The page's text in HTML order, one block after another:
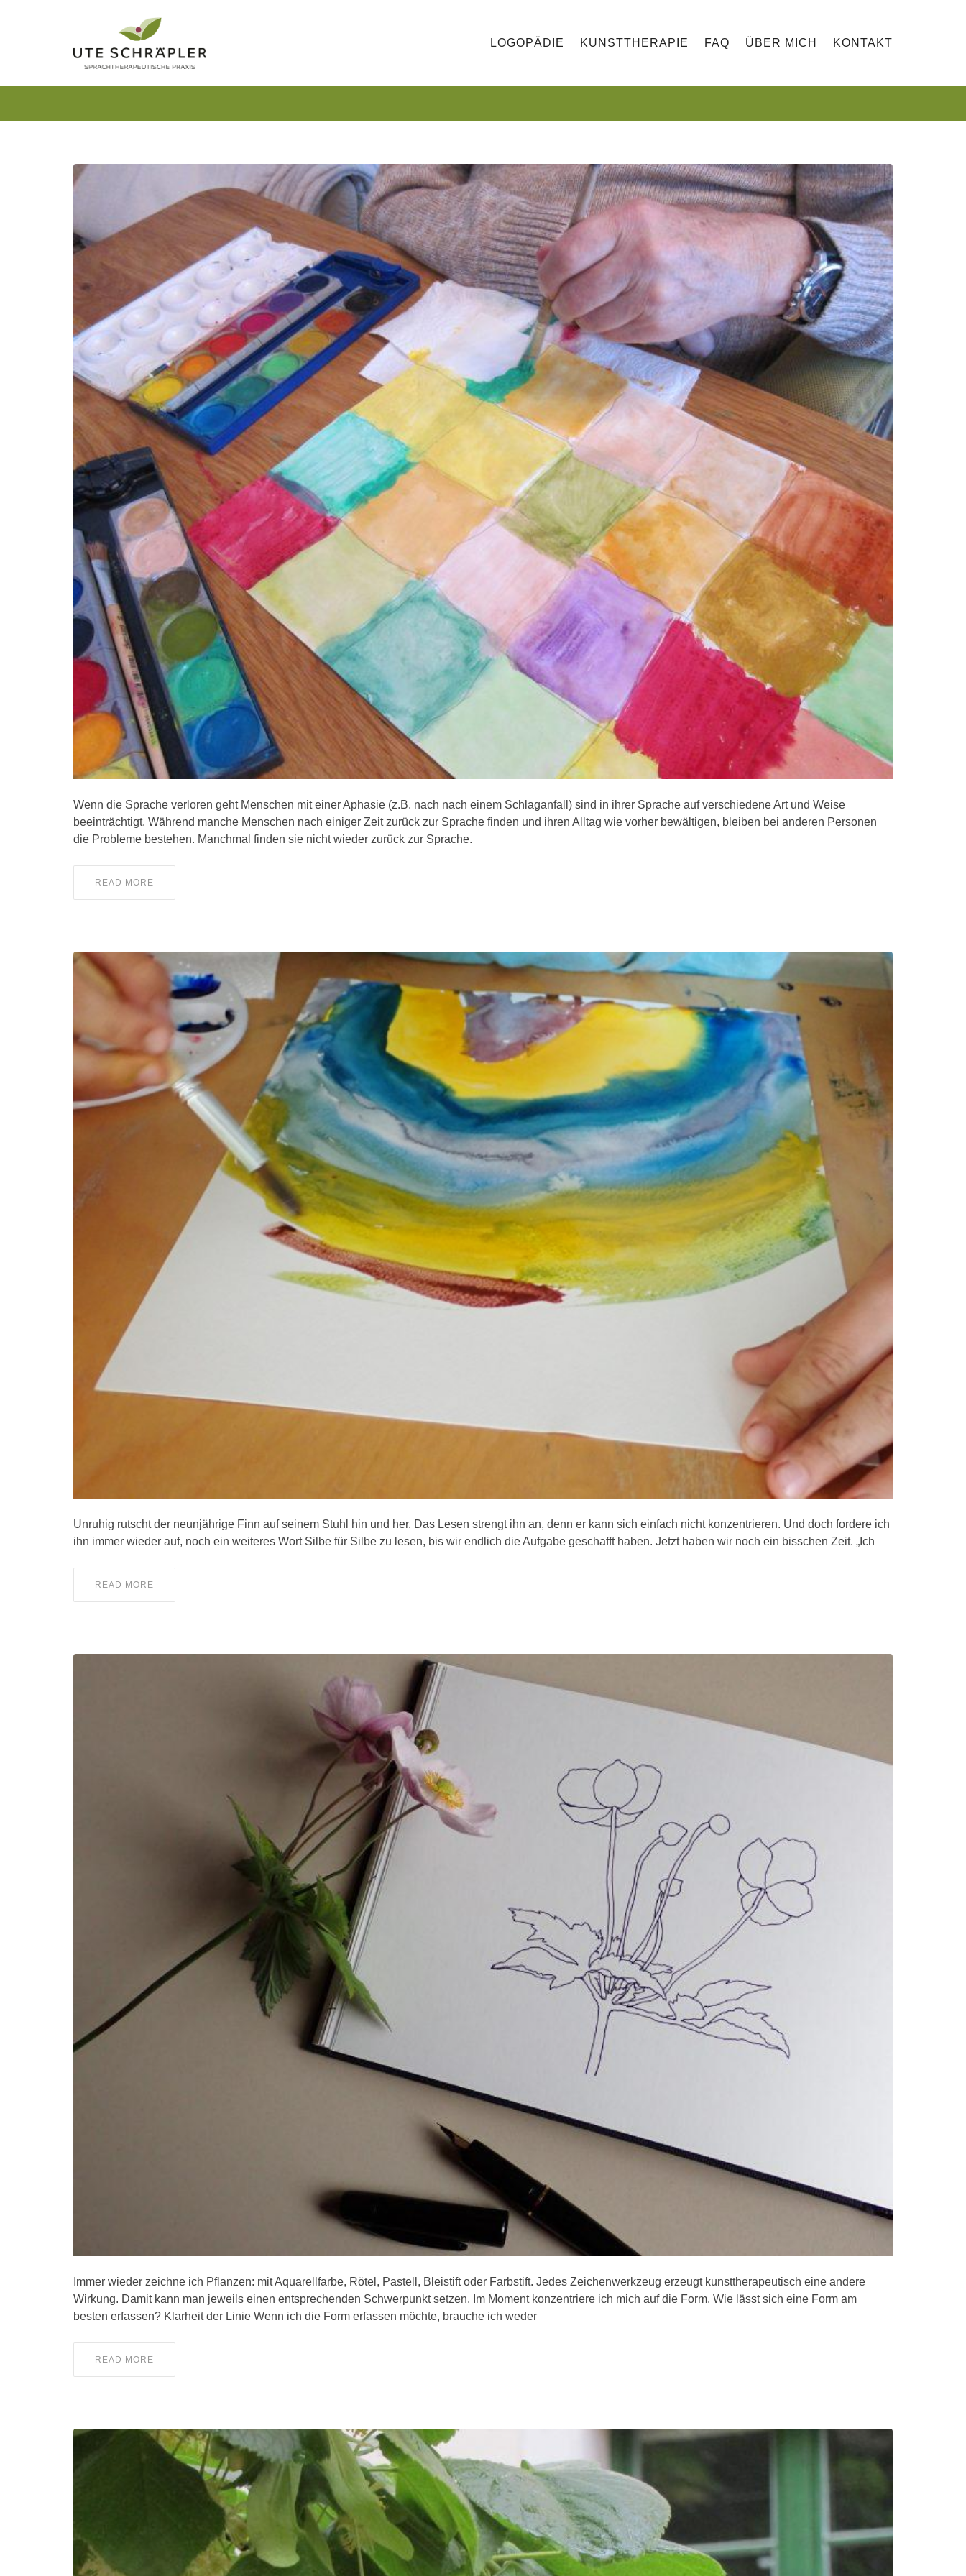
LOGOPÄDIE KUNSTTHERAPIE FAQ ÜBER MICH KONTAKT
Wenn die Sprache verloren geht Menschen mit einer Aphasie (z.B. nach nach einem Schlaganfall) sind in ihrer Sprache auf verschiedene Art und Weise
beeinträchtigt. Während manche Menschen nach einiger Zeit zurück zur Sprache finden und ihren Alltag wie vorher bewältigen, bleiben bei anderen Personen
die Probleme bestehen. Manchmal finden sie nicht wieder zurück zur Sprache.
READ MORE
Unruhig rutscht der neunjährige Finn auf seinem Stuhl hin und her. Das Lesen strengt ihn an, denn er kann sich einfach nicht konzentrieren. Und doch fordere ich
ihn immer wieder auf, noch ein weiteres Wort Silbe für Silbe zu lesen, bis wir endlich die Aufgabe geschafft haben. Jetzt haben wir noch ein bisschen Zeit. „Ich
READ MORE
Immer wieder zeichne ich Pflanzen: mit Aquarellfarbe, Rötel, Pastell, Bleistift oder Farbstift. Jedes Zeichenwerkzeug erzeugt kunsttherapeutisch eine andere
Wirkung. Damit kann man jeweils einen entsprechenden Schwerpunkt setzen. Im Moment konzentriere ich mich auf die Form. Wie lässt sich eine Form am
besten erfassen? Klarheit der Linie Wenn ich die Form erfassen möchte, brauche ich weder
READ MORE